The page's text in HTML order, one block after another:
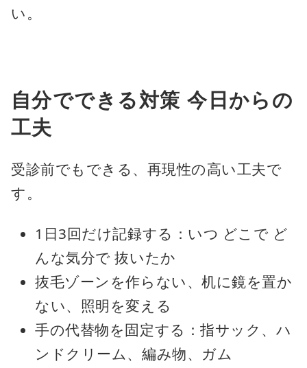
い。
自分でできる対策 今日からの
工夫
受診前でもできる、再現性の高い工夫で
す。
1日3回だけ記録する：いつ どこで ど
んな気分で 抜いたか
抜毛ゾーンを作らない、机に鏡を置か
ない、照明を変える
手の代替物を固定する：指サック、ハ
ンドクリーム、編み物、ガム